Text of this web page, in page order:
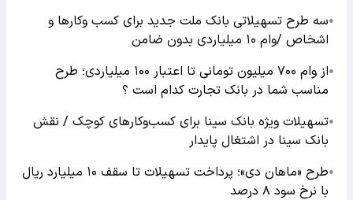
●سه طرح تسهیلاتی بانک ملت جدید برای کسب وکارها و
اشخاص /وام ۱۰ میلیاردی بدون ضامن
●
از وام ۷۰۰ میلیون تومانی تا اعتبار ۱۰۰ میلیاردی؛ طرح
مناسب شما در بانک تجارت کدام است ؟
●تسهیلات ویژه بانک سینا برای کسب‌وکارهای کوچک / نقش
بانک سینا در اشتغال پایدار
●
طرح «ماهان دی»؛ پرداخت تسهیلات تا سقف ۱۰ میلیارد ریال
با نرخ سود ۸ درصد